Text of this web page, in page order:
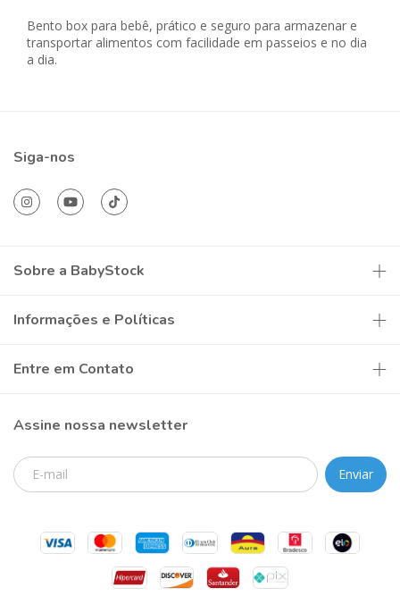
Bento box para bebê, prático e seguro para armazenar e
transportar alimentos com facilidade em passeios e no dia
a dia.
Siga-nos
Sobre a BabyStock
Informações e Políticas
Entre em Contato
Assine nossa newsletter